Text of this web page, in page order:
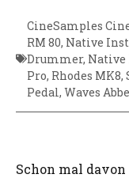
CineSamples
RM 80, Native
Drummer, Native
Pro, Rhodes MK8,
Pedal, Waves
Schon mal